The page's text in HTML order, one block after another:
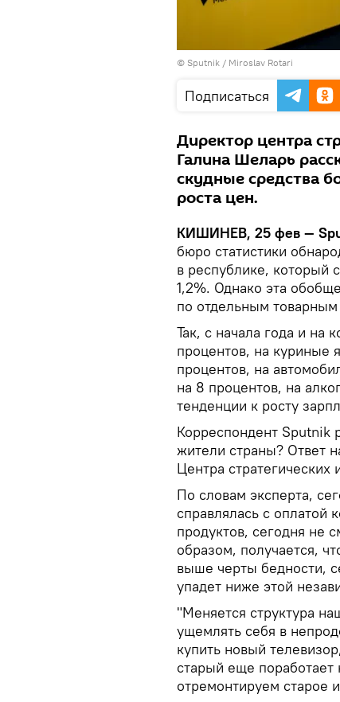
© Sputnik / Miroslav Rotari
Подписаться
Директор центра
Галина Шеларь
скудные средства
роста цен.
КИШИНЕВ, 25 фев —
бюро статистики
в республике, который
1,2%. Однако эта
по отдельным товарным
Так, с начала года и на
процентов, на куриные
процентов, на
на 8 процентов, на
тенденции к росту
Корреспондент
жители страны? Ответ
Центра
По словам эксперта,
справлялась с оплатой
продуктов, сегодня не
образом, получается,
выше черты бедности,
упадет ниже этой
"Меняется структура
ущемлять себя в
купить новый
старый еще поработает
отремонтируем старое